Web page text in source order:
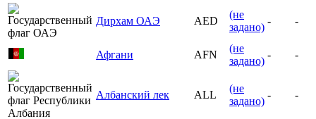
Дирхам ОАЭ AED
(не
задано)
- -
Афгани AFN
(не
задано)
- -
Албанский лек ALL
(не
задано)
- -